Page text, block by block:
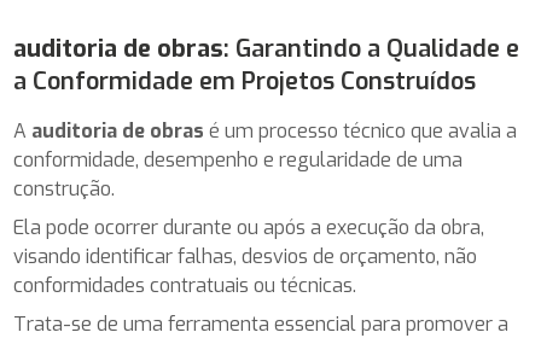
auditoria de obras: Garantindo a Qualidade e
a Conformidade em Projetos Construídos
A auditoria de obras é um processo técnico que avalia a
conformidade, desempenho e regularidade de uma
construção.
Ela pode ocorrer durante ou após a execução da obra,
visando identificar falhas, desvios de orçamento, não
conformidades contratuais ou técnicas.
Trata-se de uma ferramenta essencial para promover a